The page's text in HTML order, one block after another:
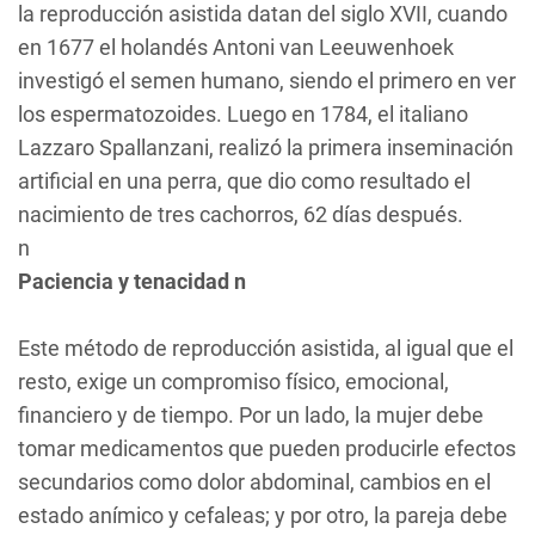
la reproducción asistida datan del siglo XVII, cuando
en 1677 el holandés Antoni van Leeuwenhoek
investigó el semen humano, siendo el primero en ver
los espermatozoides. Luego en 1784, el italiano
Lazzaro Spallanzani, realizó la primera inseminación
artificial en una perra, que dio como resultado el
nacimiento de tres cachorros, 62 días después.
n
Paciencia y tenacidad n
Este método de reproducción asistida, al igual que el
resto, exige un compromiso físico, emocional,
financiero y de tiempo. Por un lado, la mujer debe
tomar medicamentos que pueden producirle efectos
secundarios como dolor abdominal, cambios en el
estado anímico y cefaleas; y por otro, la pareja debe